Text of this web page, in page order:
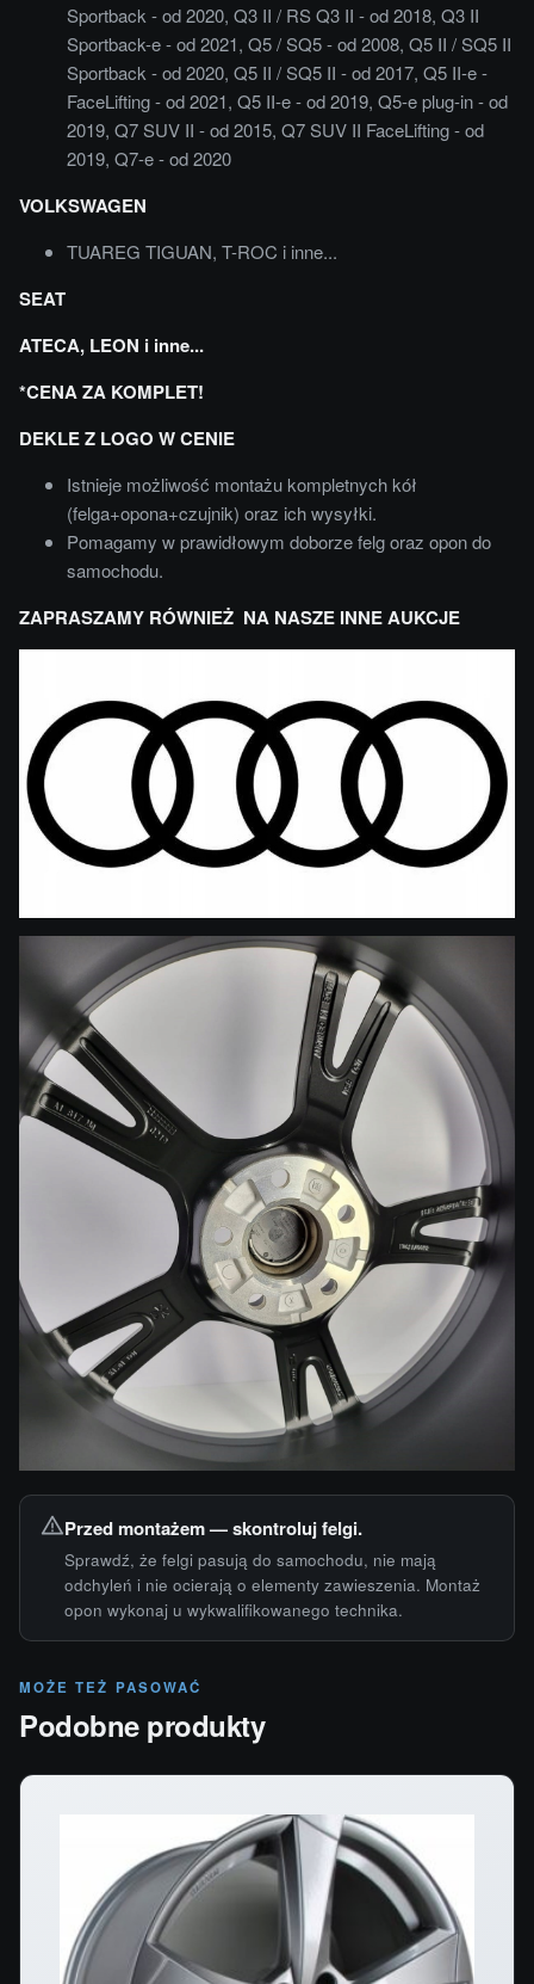
Sportback - od 2020, Q3 II / RS Q3 II - od 2018, Q3 II
Sportback-e - od 2021, Q5 / SQ5 - od 2008, Q5 II / SQ5 II
Sportback - od 2020, Q5 II / SQ5 II - od 2017, Q5 II-e -
FaceLifting - od 2021, Q5 II-e - od 2019, Q5-e plug-in - od
2019, Q7 SUV II - od 2015, Q7 SUV II FaceLifting - od
2019, Q7-e - od 2020
VOLKSWAGEN
TUAREG TIGUAN, T-ROC i inne...
SEAT
ATECA, LEON i inne...
*CENA ZA KOMPLET!
DEKLE Z LOGO W CENIE
Istnieje możliwość montażu kompletnych kół
(felga+opona+czujnik) oraz ich wysyłki.
Pomagamy w prawidłowym doborze felg oraz opon do
samochodu.
ZAPRASZAMY RÓWNIEŻ NA NASZE INNE AUKCJE
Przed montażem — skontroluj felgi.
Sprawdź, że felgi pasują do samochodu, nie mają
odchyleń i nie ocierają o elementy zawieszenia. Montaż
opon wykonaj u wykwalifikowanego technika.
MOŻE TEŻ PASOWAĆ
Podobne produkty